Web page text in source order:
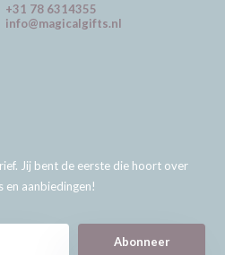
+31 78 6314355
info@magicalgifts.nl
Jij bent de eerste die hoort over
en aanbiedingen!
Abonneer